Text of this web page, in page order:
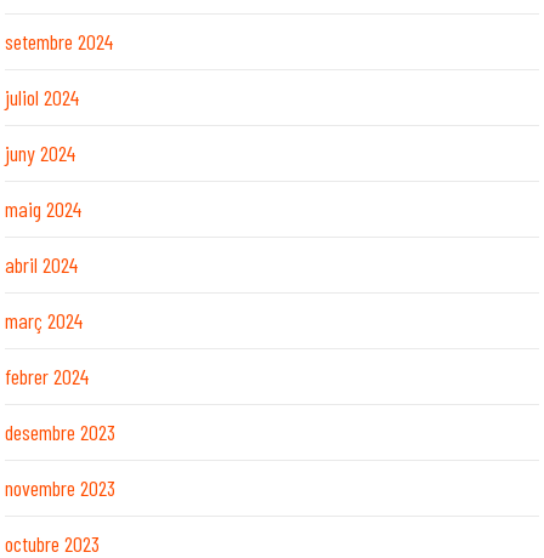
setembre 2024
juliol 2024
juny 2024
maig 2024
abril 2024
març 2024
febrer 2024
desembre 2023
novembre 2023
octubre 2023